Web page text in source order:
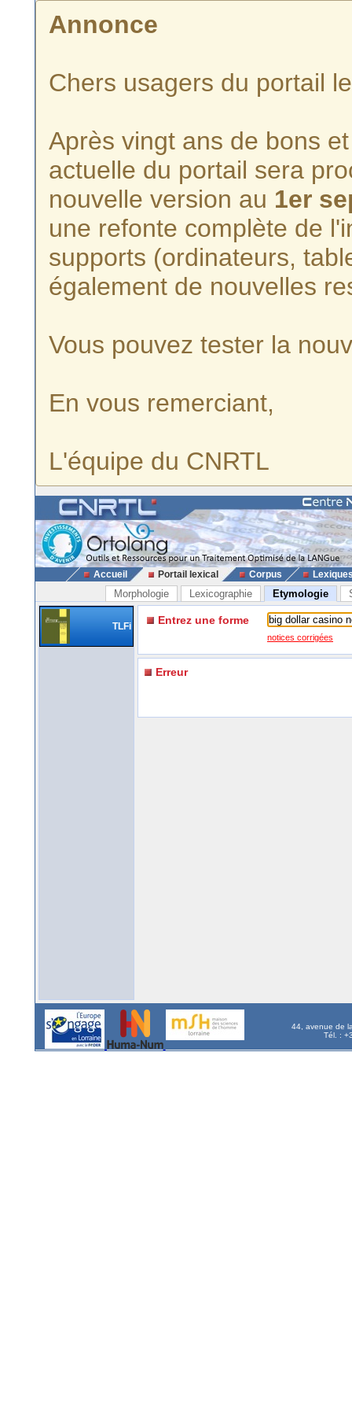
Annonce
Chers usagers du portail
Après vingt ans de bons
actuelle du portail sera
nouvelle version au 1er
une refonte complète de
supports (ordinateurs,
également de nouvelles
Vous pouvez tester la
En vous remerciant,
L'équipe du CNRTL
Accueil Portail lexical Corpus
Morphologie Lexicographie Etymologie
TLFi Entrez une forme
notices corrigées
Erreur
44, avenue de
Tél. :